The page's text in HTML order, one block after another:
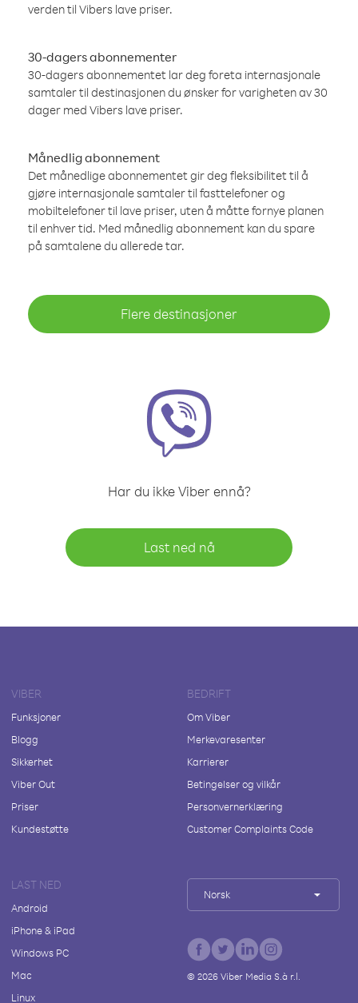
verden til Vibers lave priser.
30-dagers abonnementer
30-dagers abonnementet lar deg foreta internasjonale
samtaler til destinasjonen du ønsker for varigheten av 30
dager med Vibers lave priser.
Månedlig abonnement
Det månedlige abonnementet gir deg fleksibilitet til å
gjøre internasjonale samtaler til fasttelefoner og
mobiltelefoner til lave priser, uten å måtte fornye planen
til enhver tid. Med månedlig abonnement kan du spare
på samtalene du allerede tar.
Flere destinasjoner
Har du ikke Viber ennå?
Last ned nå
VIBER
Funksjoner
Blogg
Sikkerhet
Viber Out
Priser
Kundestøtte
BEDRIFT
Om Viber
Merkevaresenter
Karrierer
Betingelser og vilkår
Personvernerklæring
Customer Complaints Code
LAST NED
Android
iPhone & iPad
Windows PC
Mac
Linux
Norsk
© 2026Viber Media S.à r.l.